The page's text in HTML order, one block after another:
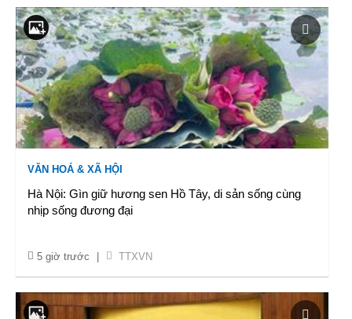
VĂN HOÁ & XÃ HỘI
Hà Nội: Gìn giữ hương sen Hồ Tây, di sản sống cùng
nhịp sống đương đại
5 giờ trước TTXVN